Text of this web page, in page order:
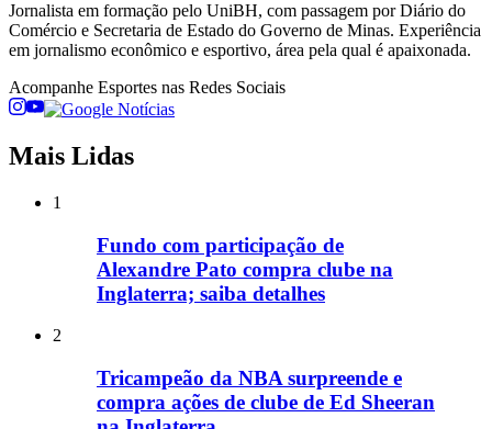
Jornalista em formação pelo UniBH, com passagem por Diário do
Comércio e Secretaria de Estado do Governo de Minas. Experiência
em jornalismo econômico e esportivo, área pela qual é apaixonada.
Acompanhe Esportes nas Redes Sociais
Mais Lidas
1
Fundo com participação de
Alexandre Pato compra clube na
Inglaterra; saiba detalhes
2
Tricampeão da NBA surpreende e
compra ações de clube de Ed Sheeran